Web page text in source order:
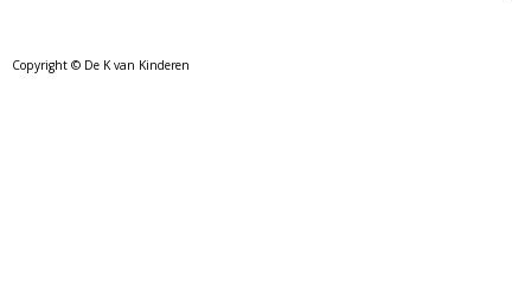
Copyright © De K van Kinderen